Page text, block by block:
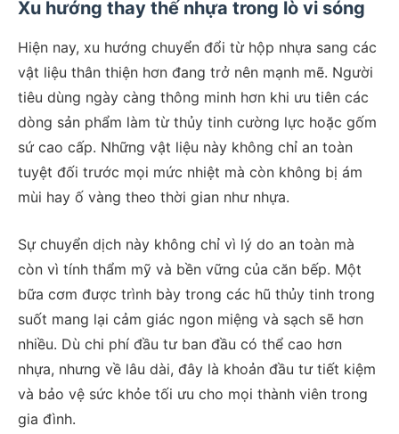
Xu hướng thay thế nhựa trong lò vi sóng
Hiện nay, xu hướng chuyển đổi từ hộp nhựa sang các
vật liệu thân thiện hơn đang trở nên mạnh mẽ. Người
tiêu dùng ngày càng thông minh hơn khi ưu tiên các
dòng sản phẩm làm từ thủy tinh cường lực hoặc gốm
sứ cao cấp. Những vật liệu này không chỉ an toàn
tuyệt đối trước mọi mức nhiệt mà còn không bị ám
mùi hay ố vàng theo thời gian như nhựa.
Sự chuyển dịch này không chỉ vì lý do an toàn mà
còn vì tính thẩm mỹ và bền vững của căn bếp. Một
bữa cơm được trình bày trong các hũ thủy tinh trong
suốt mang lại cảm giác ngon miệng và sạch sẽ hơn
nhiều. Dù chi phí đầu tư ban đầu có thể cao hơn
nhựa, nhưng về lâu dài, đây là khoản đầu tư tiết kiệm
và bảo vệ sức khỏe tối ưu cho mọi thành viên trong
gia đình.